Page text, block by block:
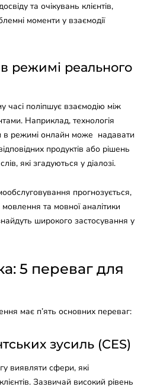
та очікувань клієнтів,
моменти у взаємодії
режимі реального
часі поліпшує взаємодію між
Наприклад, технологія
в режимі онлайн може надавати
продуктів або рішень
які згадуються у діалозі.
прогнозується,
та мовної аналітики
широкого застосування у
5 переваг для
має п’ять основних переваг:
зусиль (CES)
виявляти сфери, які
Зазвичай високий рівень